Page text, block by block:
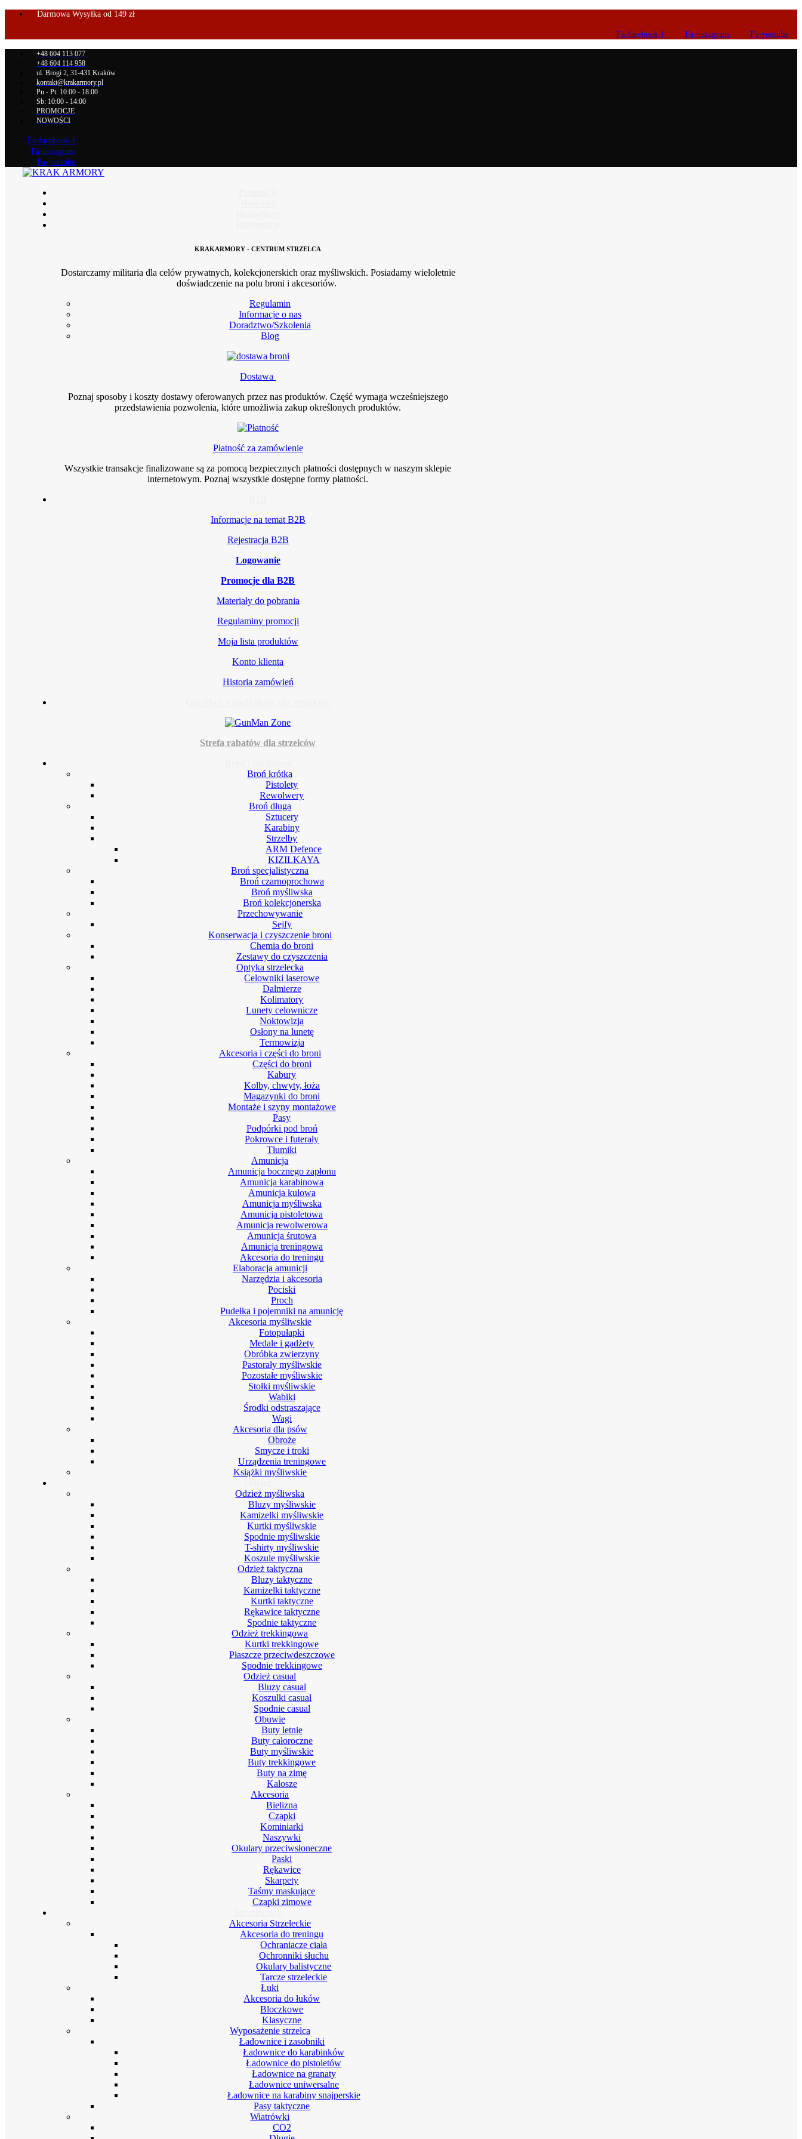
Darmowa Wysyłka od 149 zł
Fa-facebook-f Fa-instagram Fa-youtube
+48 604 113 077
+48 604 114 958
ul. Brogi 2, 31-431 Kraków
kontakt@krakarmory.pl
Pn - Pt: 10:00 - 18:00
Sb: 10:00 - 14:00
PROMOCJE
NOWOŚCI
Fa-facebook-f
Fa-instagram
Fa-youtube
KRAKARMORY - CENTRUM STRZELCA
Dostarczamy militaria dla celów prywatnych, kolekcjonerskich oraz myśliwskich. Posiadamy wieloletnie
doświadczenie na polu broni i akcesoriów.
Regulamin
Informacje o nas
Doradztwo/Szkolenia
Blog
Dostawa
Poznaj sposoby i koszty dostawy oferowanych przez nas produktów. Część wymaga wcześniejszego
przedstawienia pozwolenia, które umożliwia zakup określonych produktów.
Płatność za zamówienie
Wszystkie transakcje finalizowane są za pomocą bezpiecznych płatności dostępnych w naszym sklepie
internetowym. Poznaj wszystkie dostępne formy płatności.
Informacje na temat B2B
Rejestracja B2B
Logowanie
Promocje dla B2B
Materiały do pobrania
Regulaminy promocji
Moja lista produktów
Konto klienta
Historia zamówień
Strefa rabatów dla strzelców
Broń krótka
Pistolety
Rewolwery
Broń długa
Sztucery
Karabiny
Strzelby
ARM Defence
KIZILKAYA
Broń specjalistyczna
Broń czarnoprochowa
Broń myśliwska
Broń kolekcjonerska
Przechowywanie
Sejfy
Konserwacja i czyszczenie broni
Chemia do broni
Zestawy do czyszczenia
Optyka strzelecka
Celowniki laserowe
Dalmierze
Kolimatory
Lunety celownicze
Noktowizja
Osłony na lunetę
Termowizja
Akcesoria i części do broni
Części do broni
Kabury
Kolby, chwyty, łoża
Magazynki do broni
Montaże i szyny montażowe
Pasy
Podpórki pod broń
Pokrowce i futerały
Tłumiki
Amunicja
Amunicja bocznego zapłonu
Amunicja karabinowa
Amunicja kulowa
Amunicja myśliwska
Amunicja pistoletowa
Amunicja rewolwerowa
Amunicja śrutowa
Amunicja treningowa
Akcesoria do treningu
Elaboracja amunicji
Narzędzia i akcesoria
Pociski
Proch
Pudełka i pojemniki na amunicję
Akcesoria myśliwskie
Fotopułapki
Medale i gadżety
Obróbka zwierzyny
Pastorały myśliwskie
Pozostałe myśliwskie
Stołki myśliwskie
Wabiki
Środki odstraszające
Wagi
Akcesoria dla psów
Obroże
Smycze i troki
Urządzenia treningowe
Książki myśliwskie
Odzież myśliwska
Bluzy myśliwskie
Kamizelki myśliwskie
Kurtki myśliwskie
Spodnie myśliwskie
T-shirty myśliwskie
Koszule myśliwskie
Odzież taktyczna
Bluzy taktyczne
Kamizelki taktyczne
Kurtki taktyczne
Rękawice taktyczne
Spodnie taktyczne
Odzież trekkingowa
Kurtki trekkingowe
Płaszcze przeciwdeszczowe
Spodnie trekkingowe
Odzież casual
Bluzy casual
Koszulki casual
Spodnie casual
Obuwie
Buty letnie
Buty całoroczne
Buty myśliwskie
Buty trekkingowe
Buty na zimę
Kalosze
Akcesoria
Bielizna
Czapki
Kominiarki
Naszywki
Okulary przeciwsłoneczne
Paski
Rękawice
Skarpety
Taśmy maskujące
Czapki zimowe
Akcesoria Strzeleckie
Akcesoria do treningu
Ochraniacze ciała
Ochronniki słuchu
Okulary balistyczne
Tarcze strzeleckie
Łuki
Akcesoria do łuków
Bloczkowe
Klasyczne
Wyposażenie strzelca
Ładownice i zasobniki
Ładownice do karabinków
Ładownice do pistoletów
Ładownice na granaty
Ładownice uniwersalne
Ładownice na karabiny snajperskie
Pasy taktyczne
Wiatrówki
CO2